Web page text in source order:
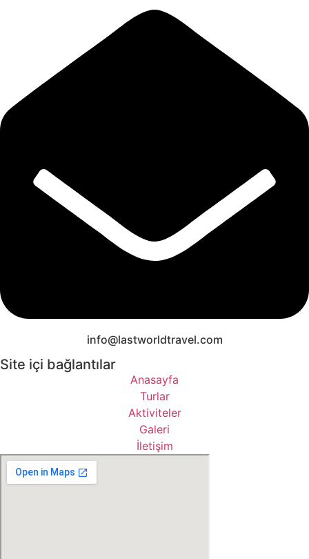
info@lastworldtravel.com
Site içi bağlantılar
Anasayfa
Turlar
Aktiviteler
Galeri
İletişim